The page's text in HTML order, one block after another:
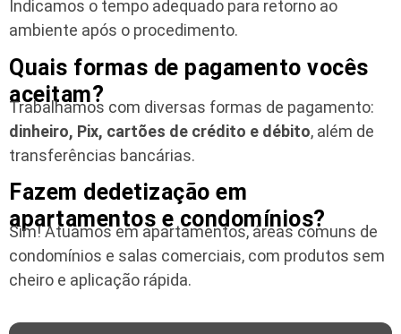
Indicamos o tempo adequado para retorno ao
ambiente após o procedimento.
Quais formas de pagamento vocês
aceitam?
Trabalhamos com diversas formas de pagamento:
dinheiro, Pix, cartões de crédito e débito, além de
transferências bancárias.
Fazem dedetização em
apartamentos e condomínios?
Sim! Atuamos em apartamentos, áreas comuns de
condomínios e salas comerciais, com produtos sem
cheiro e aplicação rápida.